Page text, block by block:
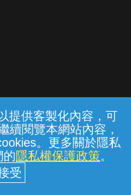
提供客製化內容，可
續閱覽本網站內容，
。更多關於隱私
的隱私權保護政策。
服務條款 隱私權保護
個人家庭分公司
© 2026